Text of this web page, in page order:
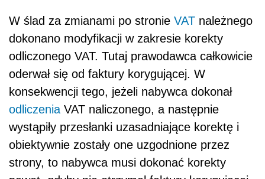
W ślad za zmianami po stronie VAT należnego
dokonano modyfikacji w zakresie korekty
odliczonego VAT. Tutaj prawodawca całkowicie
oderwał się od faktury korygującej. W
konsekwencji tego, jeżeli nabywca dokonał
odliczenia VAT naliczonego, a następnie
wystąpiły przesłanki uzasadniające korektę i
obiektywnie zostały one uzgodnione przez
strony, to nabywca musi dokonać korekty